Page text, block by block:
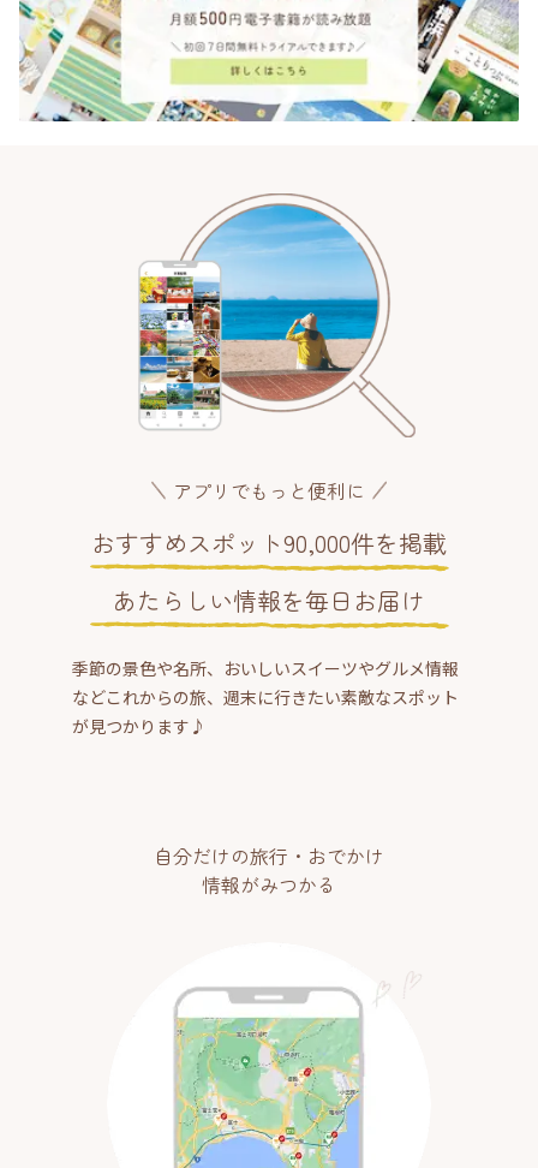
アプリでもっと便利に
おすすめスポット90,000件を掲載
あたらしい情報を毎日お届け
季節の景色や名所、おいしいスイーツやグルメ情報
などこれからの旅、週末に行きたい素敵なスポット
が見つかります♪
自分だけの旅行・おでかけ
情報がみつかる